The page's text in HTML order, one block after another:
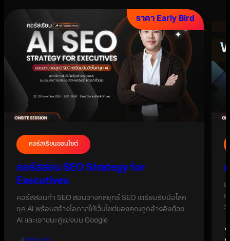
ราคา Early Bird
คอร์สเรียนออนไซต์
คอร์สสอน SEO Strategy for
Executives
คอร์สสอนทำ SEO สอนวางกลยุทธ์ SEO เตรียมรับมือโลก
ยุค AI พร้อมสร้างโอกาสให้เว็บไซต์ของคุณถูกอ้างอิงด้วย
AI และเอาชนะคู่แข่งบน Google
เ
เ
วั